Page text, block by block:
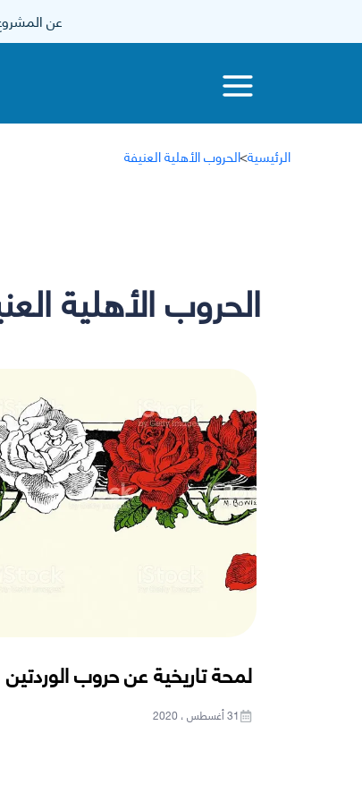
عن
الرئيسية>الحروب الأهلية العنيفة
الحروب الأهلية
لمحة تاريخية عن حروب الوردتين
31 أغسطس ، 2020